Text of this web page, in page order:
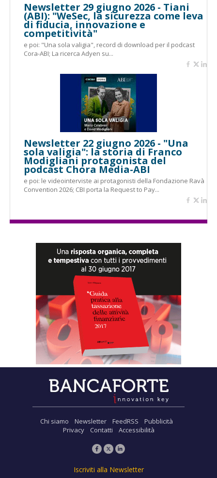
Newsletter 29 giugno 2026 - Tiani
(ABI): "WeSec, la sicurezza come leva
di fiducia, innovazione e
competitività"
e poi: "Una sola valigia", record di download per il podcast
Cora-ABI; La ricerca Adyen su...
Newsletter 22 giugno 2026 - "Una
sola valigia": la storia di Franco
Modigliani protagonista del
podcast Chora Media-ABI
e poi: le videointerviste ai protagonisti della Fondazione Ravà
Convention 2026; CBI porta la Request to Pay...
Chi siamo Newsletter FeedRSS
Pubblicità
Privacy
Contatti Accessibilità
Iscriviti alla Newsletter